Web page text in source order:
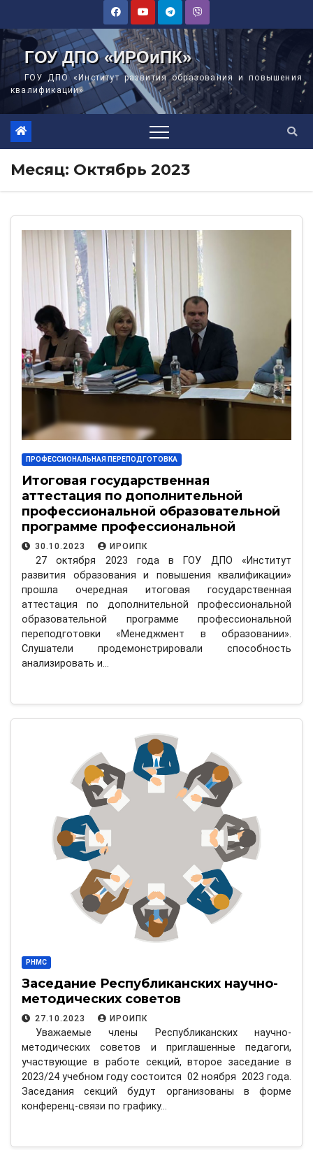
содержимому
ГОУ ДПО «ИРОиПК»
ГОУ ДПО «Институт развития образования и повышения
квалификации»
Месяц: Октябрь 2023
ПРОФЕССИОНАЛЬНАЯ ПЕРЕПОДГОТОВКА
Итоговая государственная
аттестация по дополнительной
профессиональной образовательной
программе профессиональной
переподготовки «Менеджмент в
образовании»
30.10.2023 ИРОИПК
27 октября 2023 года в ГОУ ДПО «Институт
развития образования и повышения квалификации»
прошла очередная итоговая государственная
аттестация по дополнительной профессиональной
образовательной программе профессиональной
переподготовки «Менеджмент в образовании».
Слушатели продемонстрировали способность
анализировать и…
РНМС
Заседание Республиканских научно-
методических советов
27.10.2023 ИРОИПК
Уважаемые члены Республиканских научно-
методических советов и приглашенные педагоги,
участвующие в работе секций, второе заседание в
2023/24 учебном году состоится 02 ноября 2023 года.
Заседания секций будут организованы в форме
конференц-связи по графику…